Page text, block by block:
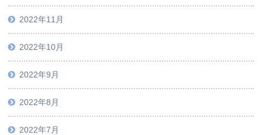
2022年11月
2022年10月
2022年9月
2022年8月
2022年7月